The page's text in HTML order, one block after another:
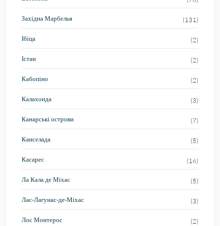
Західна Марбелья (131)
Ібіца (2)
Істан (2)
Кабопіно (2)
Калахонда (3)
Канарські острови (7)
Канселада (5)
Касарес (16)
Ла Кала де Міхас (5)
Лас-Лагунас-де-Міхас (3)
Лос Монтерос (2)